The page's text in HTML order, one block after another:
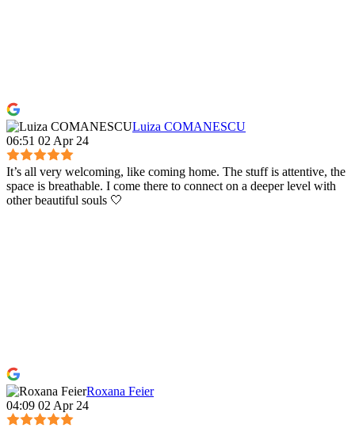
Luiza COMANESCU
06:51 02 Apr 24
It’s all very welcoming, like coming home. The stuff is attentive, the
space is breathable. I come there to connect on a deeper level with
other beautiful souls 🤍
Roxana Feier
04:09 02 Apr 24